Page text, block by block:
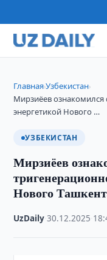
Главная›Узбекистан›
Мирзиёев ознакомился
энергетикой Нового …
УЗБЕКИСТАН
Мирзиёев
Нового
UzDaily ·30.12.2025